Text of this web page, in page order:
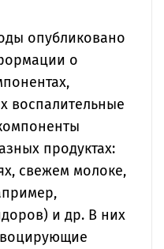
опубликовано
о
воспалительные
продуктах:
свежем молоке,
и др. В них